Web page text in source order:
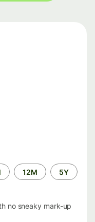
12M 5Y
no sneaky mark-up